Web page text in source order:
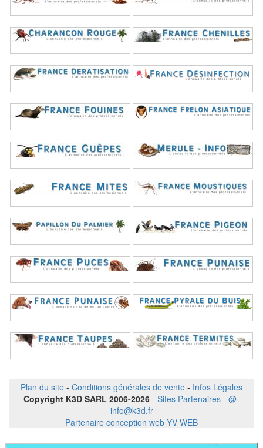
Plan du site - Conditions générales de vente - Infos Légales
Copyright K3D SARL 2006-2026 - Sites Partenaires - @-
info@k3d.fr
Partenaire conception web YV WEB